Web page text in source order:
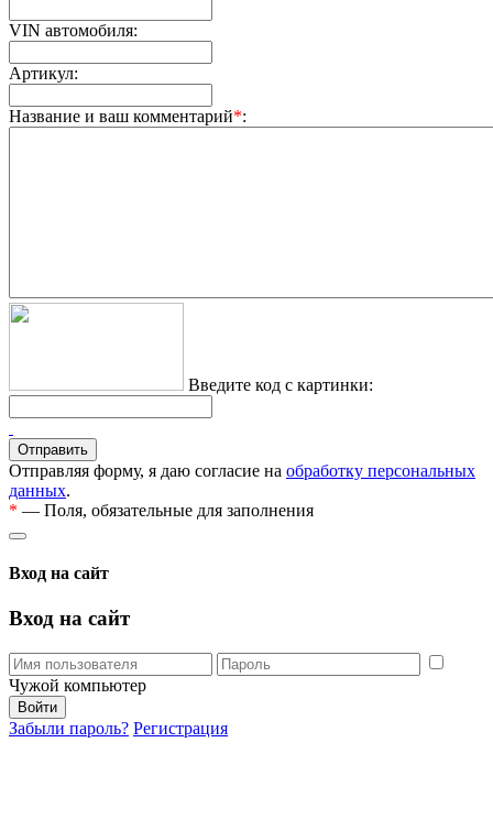
VIN автомобиля:
Артикул:
Название и ваш комментарий*:
Введите код с картинки:
Отправляя форму, я даю согласие на обработку персональных
данных.
* — Поля, обязательные для заполнения
Вход на сайт
Вход на сайт
Чужой компьютер
Забыли пароль? Регистрация